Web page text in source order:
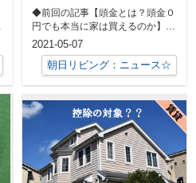
◆前回の記事【頭金とは？頭金０
円でも本当に家は買えるのか】か
らの続きです。もし宜しければ前
回の記事の...
2021-05-07
朝日リビング：ニュース☆